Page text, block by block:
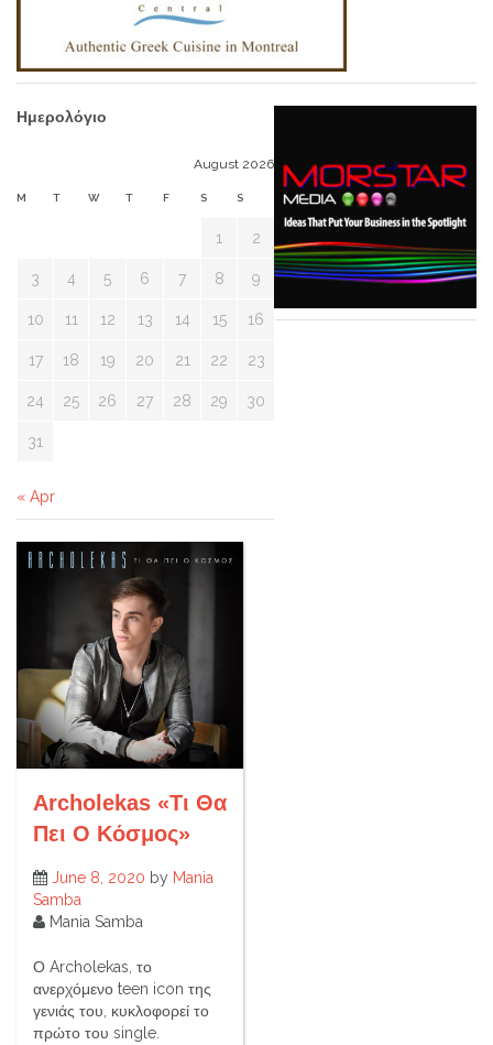
Ημερολόγιο
August 2026
M T W T F S S
1 2
3 4 5 6 7 8 9
10 11 12 13 14 15 16
17 18 19 20 21 22 23
24 25 26 27 28 29 30
31
« Apr
Archolekas «Τι Θα
Πει Ο Κόσμος»
June 8, 2020 by Mania
Samba
Mania Samba
Ο Archolekas, το
ανερχόμενο teen icon της
γενιάς του, κυκλοφορεί το
πρώτο του single.